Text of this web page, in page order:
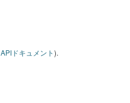
APIドキュメント).